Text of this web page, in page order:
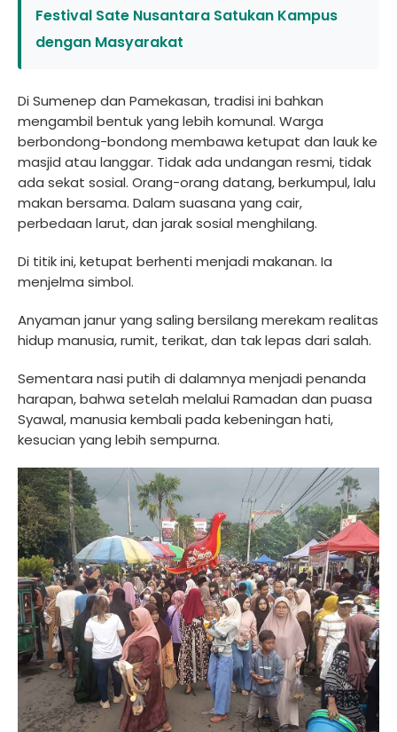
Festival Sate Nusantara Satukan Kampus
dengan Masyarakat
Di Sumenep dan Pamekasan, tradisi ini bahkan
mengambil bentuk yang lebih komunal. Warga
berbondong-bondong membawa ketupat dan lauk ke
masjid atau langgar. Tidak ada undangan resmi, tidak
ada sekat sosial. Orang-orang datang, berkumpul, lalu
makan bersama. Dalam suasana yang cair,
perbedaan larut, dan jarak sosial menghilang.
Di titik ini, ketupat berhenti menjadi makanan. Ia
menjelma simbol.
Anyaman janur yang saling bersilang merekam realitas
hidup manusia, rumit, terikat, dan tak lepas dari salah.
Sementara nasi putih di dalamnya menjadi penanda
harapan, bahwa setelah melalui Ramadan dan puasa
Syawal, manusia kembali pada kebeningan hati,
kesucian yang lebih sempurna.